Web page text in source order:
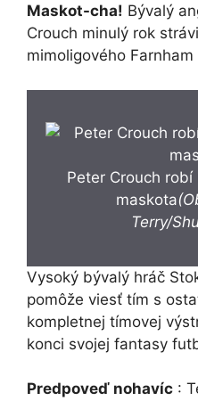
Maskot-cha! Bývalý
Crouch minulý rok
mimoligového Farnham
Peter Crouch
maskota
Terry/
Vysoký bývalý hráč
pomôže viesť tím s
kompletnej tímovej
konci svojej fantasy
Predpoveď nohavíc :